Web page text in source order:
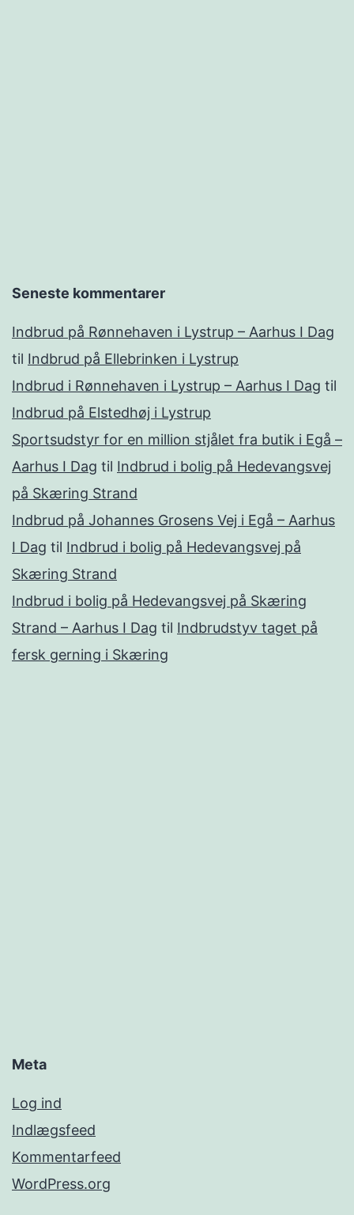
Seneste kommentarer
Indbrud på Rønnehaven i Lystrup – Aarhus I Dag
til Indbrud på Ellebrinken i Lystrup
Indbrud i Rønnehaven i Lystrup – Aarhus I Dag til
Indbrud på Elstedhøj i Lystrup
Sportsudstyr for en million stjålet fra butik i Egå –
Aarhus I Dag til Indbrud i bolig på Hedevangsvej
på Skæring Strand
Indbrud på Johannes Grosens Vej i Egå – Aarhus
I Dag til Indbrud i bolig på Hedevangsvej på
Skæring Strand
Indbrud i bolig på Hedevangsvej på Skæring
Strand – Aarhus I Dag til Indbrudstyv taget på
fersk gerning i Skæring
Meta
Log ind
Indlægsfeed
Kommentarfeed
WordPress.org